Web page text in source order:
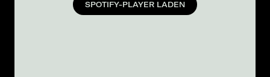
SPOTIFY-PLAYER LADEN